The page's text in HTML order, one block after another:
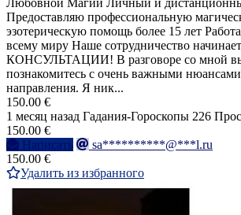
Любовной Магии Личный и
Предоставляю профессиональную
эзотерическую помощь более 15 лет
всему миру Наше сотрудничество
КОНСУЛЬТАЦИИ! В разговоре со мной вы
познакомитесь с очень важными нюансами
направления. Я ник...
150.00 €
1 месяц назад Гадания-Гороскопы 226
150.00 €
Написать
sa**********@***l.ru
150.00 €
Удалить из избранного